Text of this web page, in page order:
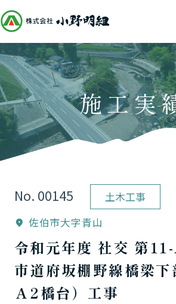
施工実
No. 00145 土木工事
location_on 佐伯市大字青山
令和元年度 社交 第
市道府坂棚野線橋梁
Ａ2橋台）工事